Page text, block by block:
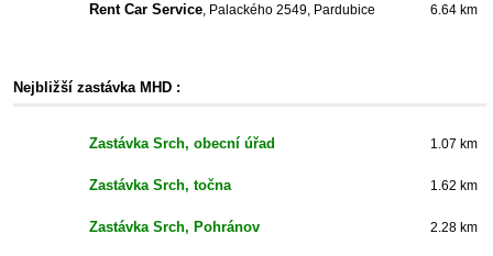
Rent Car Service, Palackého 2549, Pardubice 6.64 km
Nejbližší zastávka MHD :
Zastávka Srch, obecní úřad 1.07 km
Zastávka Srch, točna 1.62 km
Zastávka Srch, Pohránov 2.28 km